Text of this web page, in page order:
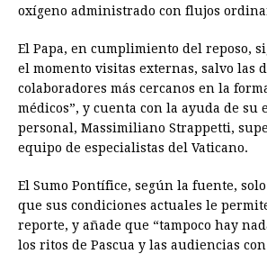
oxígeno administrado con flujos
El Papa, en cumplimiento del reposo,
el momento visitas externas, salvo las
colaboradores más cercanos en la
médicos”, y cuenta con la ayuda de su
personal, Massimiliano Strappetti,
equipo de especialistas del Vaticano.
El Sumo Pontífice, según la fuente,
que sus condiciones actuales le
reporte, y añade que “tampoco hay
los ritos de Pascua y las audiencias